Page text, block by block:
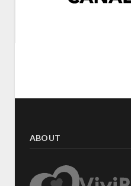
ABOUT